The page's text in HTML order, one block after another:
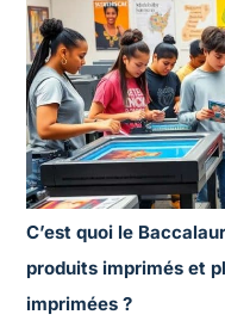
C’est quoi le
produits imprimés et
imprimées ?